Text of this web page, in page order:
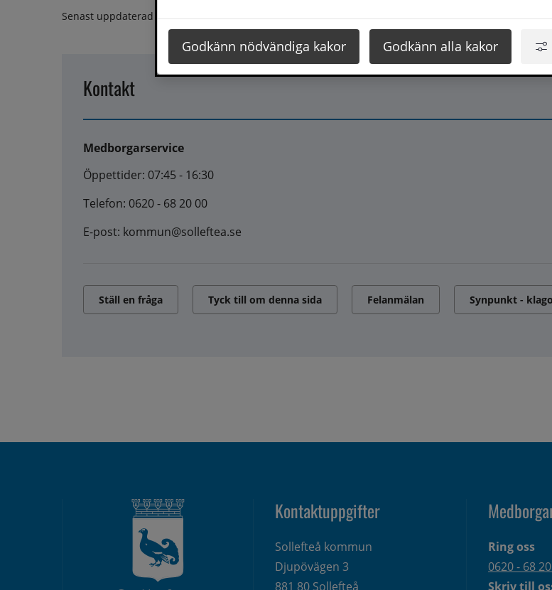
Godkänn nödvändiga kakor Godkänn alla kakor
Senast uppdaterad 3 januari 2024
Kontakt
Medborgarservice
Öppettider: 07:45 - 16:30
Telefon: 0620 - 68 20 00
E-post: kommun@solleftea.se
Ställ en fråga Tyck till om denna sida Felanmälan Synpunkt -
Kontaktuppgifter
Sollefteå kommun
Djupövägen 3
881 80 Sollefteå
Ring oss
0620 - 68
Skriv till